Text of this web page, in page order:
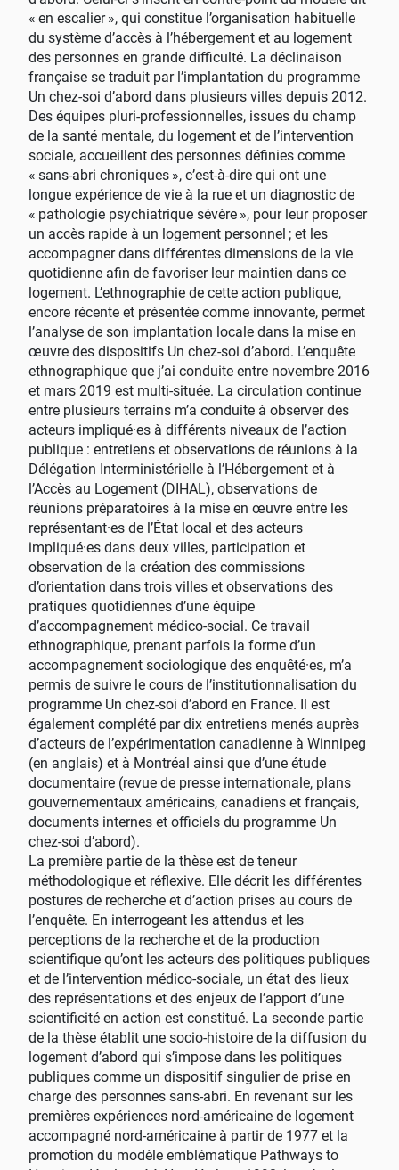
« en escalier », qui constitue l’organisation habituelle
du système d’accès à l’hébergement et au logement
des personnes en grande difficulté. La déclinaison
française se traduit par l’implantation du programme
Un chez-soi d’abord dans plusieurs villes depuis 2012.
Des équipes pluri-professionnelles, issues du champ
de la santé mentale, du logement et de l’intervention
sociale, accueillent des personnes définies comme
« sans-abri chroniques », c’est-à-dire qui ont une
longue expérience de vie à la rue et un diagnostic de
« pathologie psychiatrique sévère », pour leur proposer
un accès rapide à un logement personnel ; et les
accompagner dans différentes dimensions de la vie
quotidienne afin de favoriser leur maintien dans ce
logement. L’ethnographie de cette action publique,
encore récente et présentée comme innovante, permet
l’analyse de son implantation locale dans la mise en
œuvre des dispositifs Un chez-soi d’abord. L’enquête
ethnographique que j’ai conduite entre novembre 2016
et mars 2019 est multi-située. La circulation continue
entre plusieurs terrains m’a conduite à observer des
acteurs impliqué·es à différents niveaux de l’action
publique : entretiens et observations de réunions à la
Délégation Interministérielle à l’Hébergement et à
l’Accès au Logement (DIHAL), observations de
réunions préparatoires à la mise en œuvre entre les
représentant·es de l’État local et des acteurs
impliqué·es dans deux villes, participation et
observation de la création des commissions
d’orientation dans trois villes et observations des
pratiques quotidiennes d’une équipe
d’accompagnement médico-social. Ce travail
ethnographique, prenant parfois la forme d’un
accompagnement sociologique des enquêté·es, m’a
permis de suivre le cours de l’institutionnalisation du
programme Un chez-soi d’abord en France. Il est
également complété par dix entretiens menés auprès
d’acteurs de l’expérimentation canadienne à Winnipeg
(en anglais) et à Montréal ainsi que d’une étude
documentaire (revue de presse internationale, plans
gouvernementaux américains, canadiens et français,
documents internes et officiels du programme Un
chez-soi d’abord).
La première partie de la thèse est de teneur
méthodologique et réflexive. Elle décrit les différentes
postures de recherche et d’action prises au cours de
l’enquête. En interrogeant les attendus et les
perceptions de la recherche et de la production
scientifique qu’ont les acteurs des politiques publiques
et de l’intervention médico-sociale, un état des lieux
des représentations et des enjeux de l’apport d’une
scientificité en action est constitué. La seconde partie
de la thèse établit une socio-histoire de la diffusion du
logement d’abord qui s’impose dans les politiques
publiques comme un dispositif singulier de prise en
charge des personnes sans-abri. En revenant sur les
premières expériences nord-américaine de logement
accompagné nord-américaine à partir de 1977 et la
promotion du modèle emblématique Pathways to